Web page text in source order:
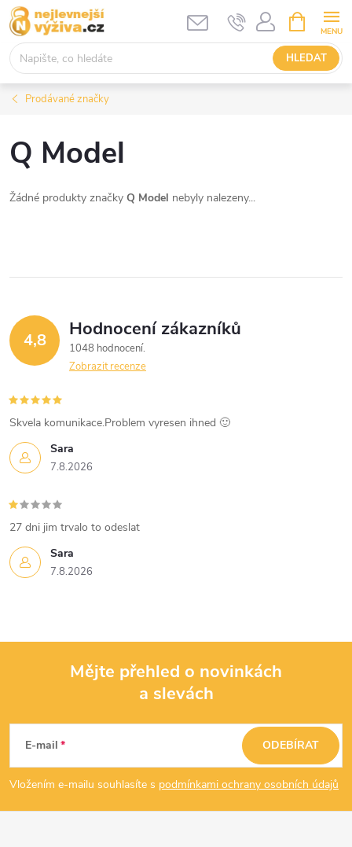
Přejít
na
obsah
HLEDAT
NÁKUPNÍ
KOŠÍK
Prodávané značky
Q Model
Žádné produkty značky Q Model nebyly nalezeny...
4,8 Hodnocení zákazníků
1048 hodnocení
Zobrazit recenze
Sara
7.8.2026
Skvela komunikace.Problem vyresen ihned 🙂
Sara
7.8.2026
27 dni jim trvalo to odeslat
p
a
Mějte přehled o novinkách
a slevách
E-mail
Vložením e-mailu souhlasíte s podmínkami ochrany osobních údajů
ODEBÍRAT